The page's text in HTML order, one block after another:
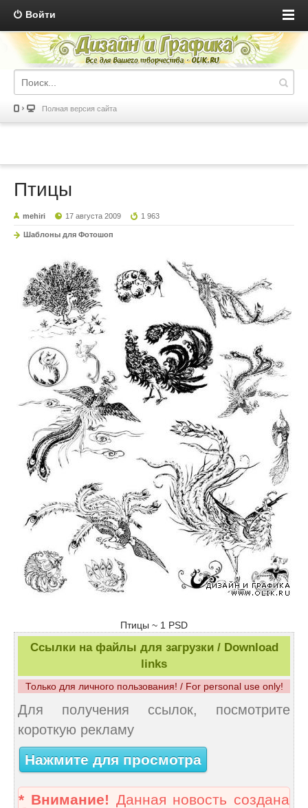
Войти
Полная версия сайта
Птицы
mehiri 17 августа 2009 1 963
Шаблоны для Фотошоп
Птицы ~ 1 PSD
Ссылки на файлы для загрузки / Download
links
Только для личного пользования! / For personal use only!
Для получения ссылок, посмотрите
короткую рекламу
Нажмите для просмотра
* Внимание! Данная новость создана